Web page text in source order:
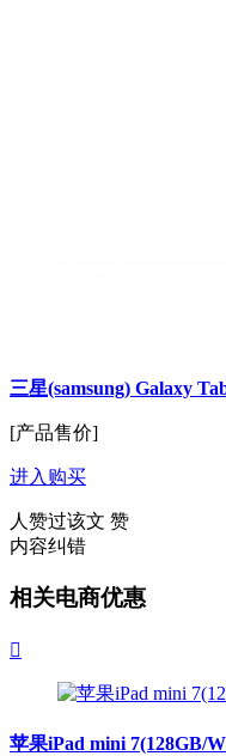
三星(samsung) Galaxy
[产品售价]
进入购买
人赞过该文 赞
内容纠错
相关电商优惠

苹果iPad mini 7(128GB/